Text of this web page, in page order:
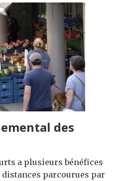
des
a plusieurs bénéfices
parcourues par